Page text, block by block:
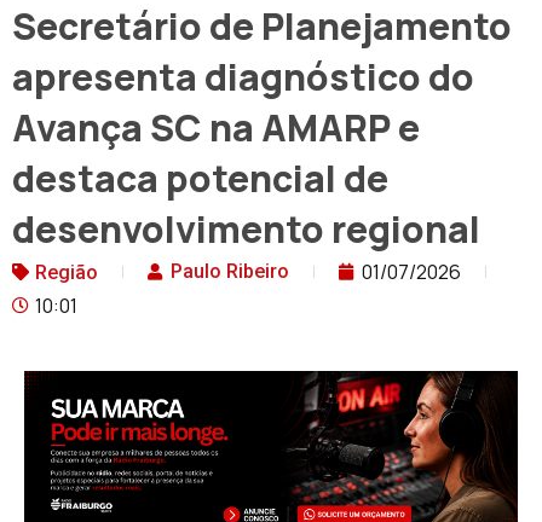
Secretário de Planejamento
apresenta diagnóstico do
Avança SC na AMARP e
destaca potencial de
desenvolvimento regional
Região Paulo Ribeiro
01/07/2026
10:01